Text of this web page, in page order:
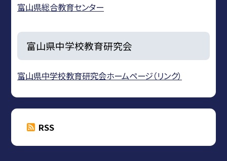
富山県総合教育センター
富山県中学校教育研究会
富山県中学校教育研究会ホームページ（リンク）
RSS